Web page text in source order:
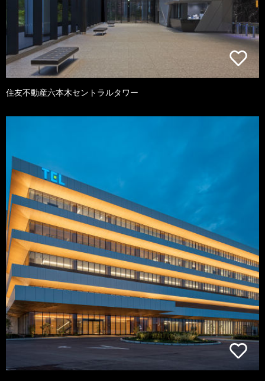
住友不動産六本木セントラルタワー